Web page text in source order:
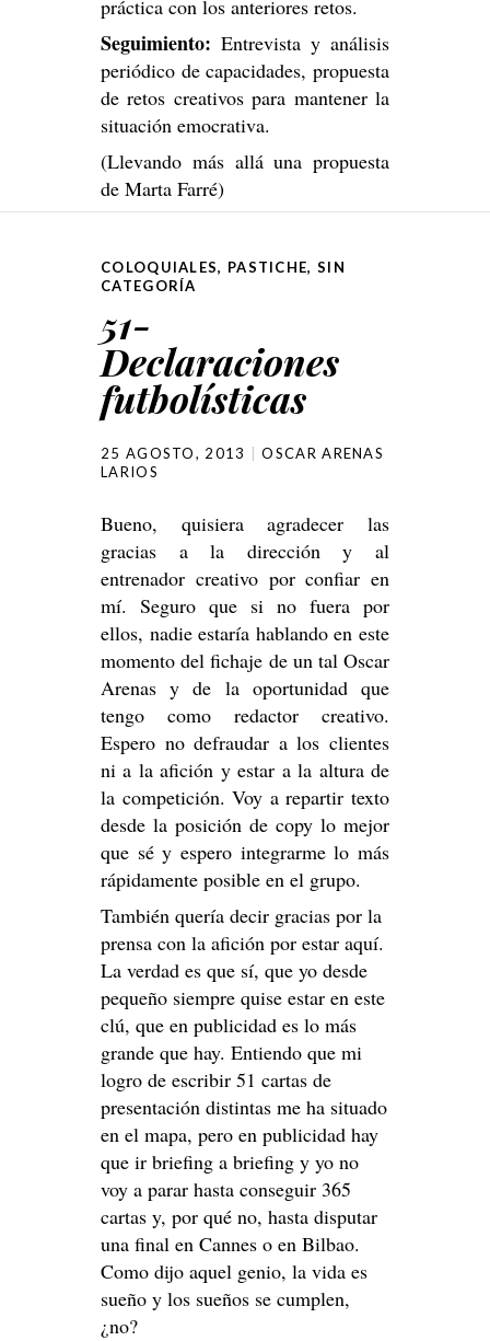
práctica con los anteriores retos.
Seguimiento: Entrevista y análisis
periódico de capacidades, propuesta
de retos creativos para mantener la
situación emocrativa.
(Llevando más allá una propuesta
de Marta Farré)
COLOQUIALES, PASTICHE, SIN
CATEGORÍA
51-
Declaraciones
futbolísticas
25 AGOSTO, 2013
OSCAR ARENAS
LARIOS
Bueno, quisiera agradecer las
gracias a la dirección y al
entrenador creativo por confiar en
mí. Seguro que si no fuera por
ellos, nadie estaría hablando en este
momento del fichaje de un tal Oscar
Arenas y de la oportunidad que
tengo como redactor creativo.
Espero no defraudar a los clientes
ni a la afición y estar a la altura de
la competición. Voy a repartir texto
desde la posición de copy lo mejor
que sé y espero integrarme lo más
rápidamente posible en el grupo.
También quería decir gracias por la
prensa con la afición por estar aquí.
La verdad es que sí, que yo desde
pequeño siempre quise estar en este
clú, que en publicidad es lo más
grande que hay. Entiendo que mi
logro de escribir 51 cartas de
presentación distintas me ha situado
en el mapa, pero en publicidad hay
que ir briefing a briefing y yo no
voy a parar hasta conseguir 365
cartas y, por qué no, hasta disputar
una final en Cannes o en Bilbao.
Como dijo aquel genio, la vida es
sueño y los sueños se cumplen,
¿no?